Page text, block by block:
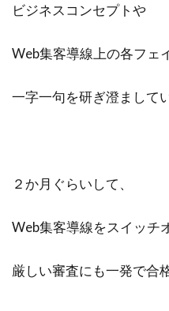
ビジネスコンセプトや
Web集客導線上の各フェ
一字一句を研ぎ澄まして
２か月ぐらいして、
Web集客導線をスイッチ
厳しい審査にも一発で合